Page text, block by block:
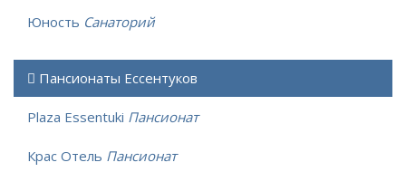
Юность Санаторий
Пансионаты Ессентуков
Plaza Essentuki Пансионат
Крас Отель Пансионат